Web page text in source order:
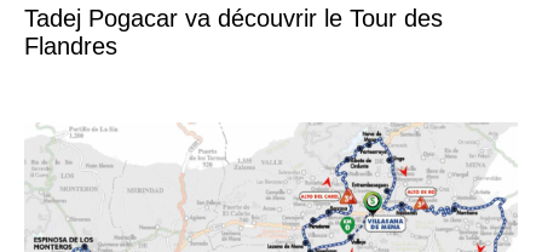
Tadej Pogacar va découvrir le Tour des
Flandres